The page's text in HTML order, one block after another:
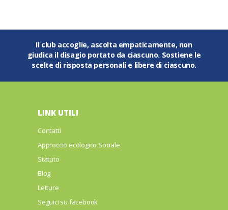
Il club accoglie, ascolta empaticamente, non
giudica il disagio portato da ciascuno. Sostiene le
scelte di risposta personali e libere di ciascuno.
LINK UTILI
Contatti
Approccio ecologico Sociale
Statuto
Blog
Letture
Seguici su facebook